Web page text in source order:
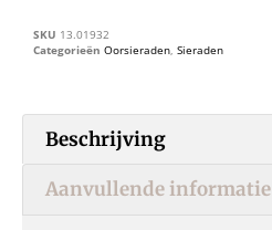
SKU 13.01932
Categorieën Oorsieraden, Sieraden
Beschrijving
Aanvullende informatie